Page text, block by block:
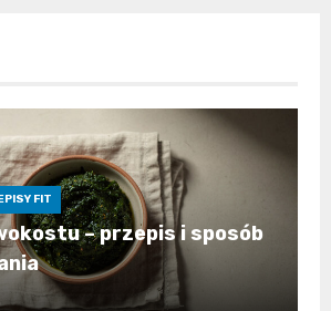
FIT
– przepis i sposób